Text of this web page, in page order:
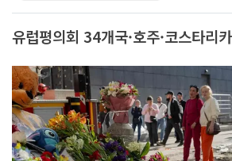
유럽평의회 34개국·호주·코스타리